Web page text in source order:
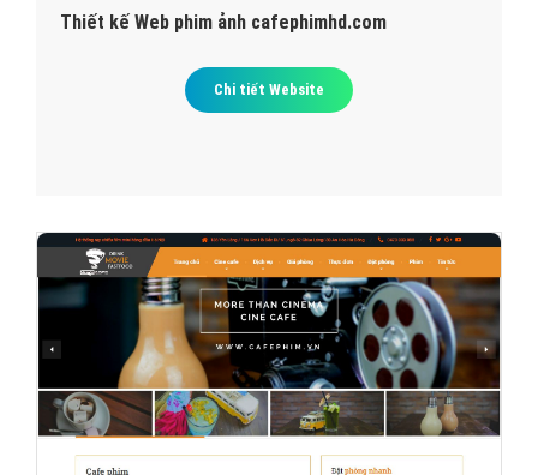
Thiết kế Web phim ảnh cafephimhd.com
Chi tiết Website